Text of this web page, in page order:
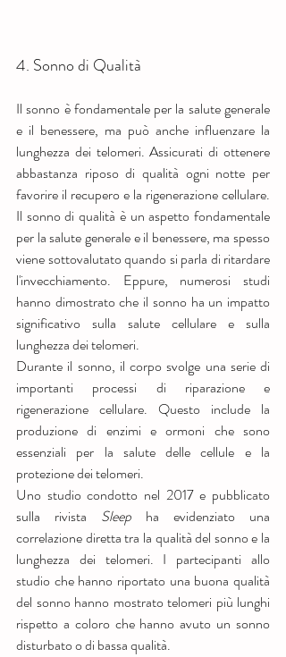
4. Sonno di Qualità
Il sonno è fondamentale per la salute generale
e il benessere, ma può anche influenzare la
lunghezza dei telomeri. Assicurati di ottenere
abbastanza riposo di qualità ogni notte per
favorire il recupero e la rigenerazione cellulare.
Il sonno di qualità è un aspetto fondamentale
per la salute generale e il benessere, ma spesso
viene sottovalutato quando si parla di ritardare
l'invecchiamento. Eppure, numerosi studi
hanno dimostrato che il sonno ha un impatto
significativo sulla salute cellulare e sulla
lunghezza dei telomeri.
Durante il sonno, il corpo svolge una serie di
importanti processi di riparazione e
rigenerazione cellulare. Questo include la
produzione di enzimi e ormoni che sono
essenziali per la salute delle cellule e la
protezione dei telomeri.
Uno studio condotto nel 2017 e pubblicato
sulla rivista Sleep ha evidenziato una
correlazione diretta tra la qualità del sonno e la
lunghezza dei telomeri. I partecipanti allo
studio che hanno riportato una buona qualità
del sonno hanno mostrato telomeri più lunghi
rispetto a coloro che hanno avuto un sonno
disturbato o di bassa qualità.